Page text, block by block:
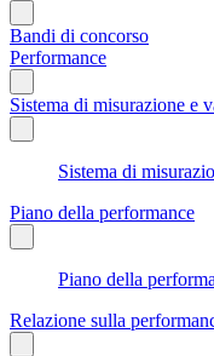
Bandi di concorso
Performance
Sistema di misurazione e
Sistema di
Piano della performance
Piano della
Relazione sulla